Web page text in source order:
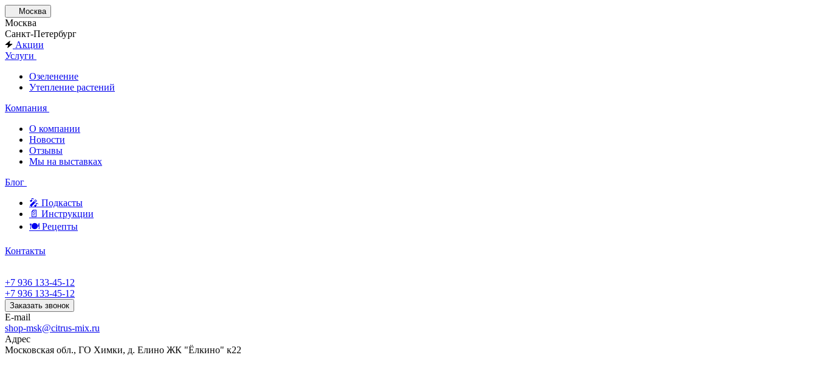
Москва
Москва
Санкт-Петербург
Акции
Услуги
Озеленение
Утепление растений
Компания
О компании
Новости
Отзывы
Мы на выставках
Блог
🎤︎︎ Подкасты
📄 Инструкции
🍽 Рецепты
Контакты
+7 936 133-45-12
+7 936 133-45-12
Заказать звонок
E-mail
shop-msk@citrus-mix.ru
Адрес
Московская обл., ГО Химки, д. Елино ЖК "Ёлкино" к22